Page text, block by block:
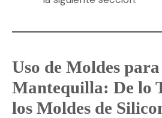
Uso de Moldes para
Mantequilla: De lo
los Moldes de